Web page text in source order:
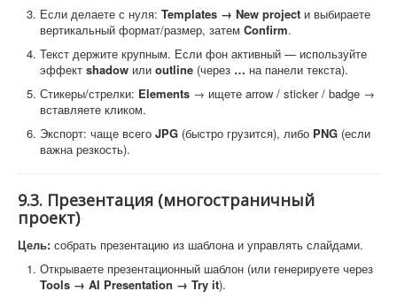
Если делаете с нуля: Templates → New project и выбираете
вертикальный формат/размер, затем Confirm.
Текст держите крупным. Если фон активный — используйте
эффект shadow или outline (через … на панели текста).
Стикеры/стрелки: Elements → ищете arrow / sticker / badge →
вставляете кликом.
Экспорт: чаще всего JPG (быстро грузится), либо PNG (если
важна резкость).
9.3. Презентация (многостраничный
проект)
Цель: собрать презентацию из шаблона и управлять слайдами.
Открываете презентационный шаблон (или генерируете через
Tools → AI Presentation → Try it).